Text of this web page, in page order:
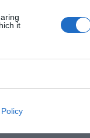
it
osamotniony
ojciec z synem
życiy matka, czego